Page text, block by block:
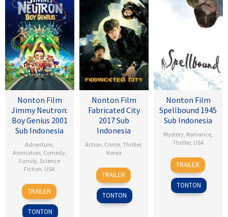
Nonton Film
Jimmy Neutron:
Boy Genius 2001
Sub Indonesia
Adventure,
Animation, Comedy,
Family, Science
Fiction, USA
14
Dec
2001
John
A.
Davis
TRAILER
TONTON
Nonton Film
Fabricated City
2017 Sub
Indonesia
Action, Crime,Thriller,
Korea
9
Feb
2017
Lee
Hu-
bin
TRAILER
TONTON
Nonton Film
Spellbound 1945
Sub Indonesia
Mystery, Romance,
Thriller, USA
8
Nov
1945
Alfred
Hitchcock
TRAILER
TONTON